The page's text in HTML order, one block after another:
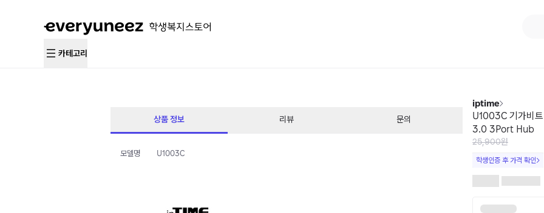
카테고리
상품 정보 리뷰 문의
모델명 U1003C
iptime
U1003C 기가비
3.0 3Port Hub
25,900원
학생인증 후 가격 확인